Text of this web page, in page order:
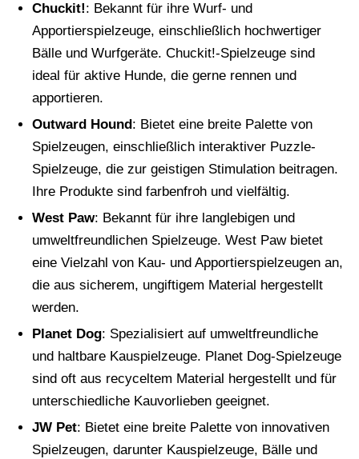
Chuckit!: Bekannt für ihre Wurf- und
Apportierspielzeuge, einschließlich hochwertiger
Bälle und Wurfgeräte. Chuckit!-Spielzeuge sind
ideal für aktive Hunde, die gerne rennen und
apportieren.
Outward Hound : Bietet eine breite Palette von
Spielzeugen, einschließlich interaktiver Puzzle-
Spielzeuge, die zur geistigen Stimulation beitragen.
Ihre Produkte sind farbenfroh und vielfältig.
West Paw: Bekannt für ihre langlebigen und
umweltfreundlichen Spielzeuge. West Paw bietet
eine Vielzahl von Kau- und Apportierspielzeugen an,
die aus sicherem, ungiftigem Material hergestellt
werden.
Planet Dog: Spezialisiert auf umweltfreundliche
und haltbare Kauspielzeuge. Planet Dog-Spielzeuge
sind oft aus recyceltem Material hergestellt und für
unterschiedliche Kauvorlieben geeignet.
JW Pet: Bietet eine breite Palette von innovativen
Spielzeugen, darunter Kauspielzeuge, Bälle und